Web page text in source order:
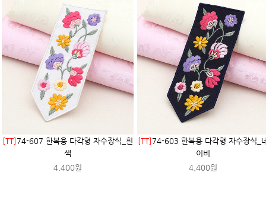
[TT] 74-607 한복용 다각형 자수장식_흰
색
4,400원
[TT] 74-603 한복용 다각형 자수장식_
이비
4,400원